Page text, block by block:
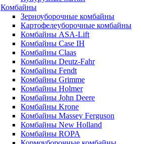
Комбайны
Зерноуборочные комбайны
Картофелеуборочные комбайны
Комбайны ASA-Lift
Комбайны Case IH
Комбайны Claas
Комбайны Deutz-Fahr
Комбайны Fendt
Комбайны Grimme
Комбайны Holmer
Комбайны John Deere
Комбайны Krone
Комбайны Massey Ferguson
Комбайны New Holland
Комбайны ROPA